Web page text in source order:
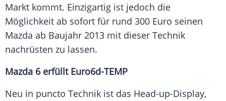
Markt kommt. Einzigartig ist jedoch die
Möglichkeit ab sofort für rund 300 Euro seinen
Mazda ab Baujahr 2013 mit dieser Technik
nachrüsten zu lassen.
Mazda 6 erfüllt Euro6d-TEMP
Neu in puncto Technik ist das Head-up-Display,